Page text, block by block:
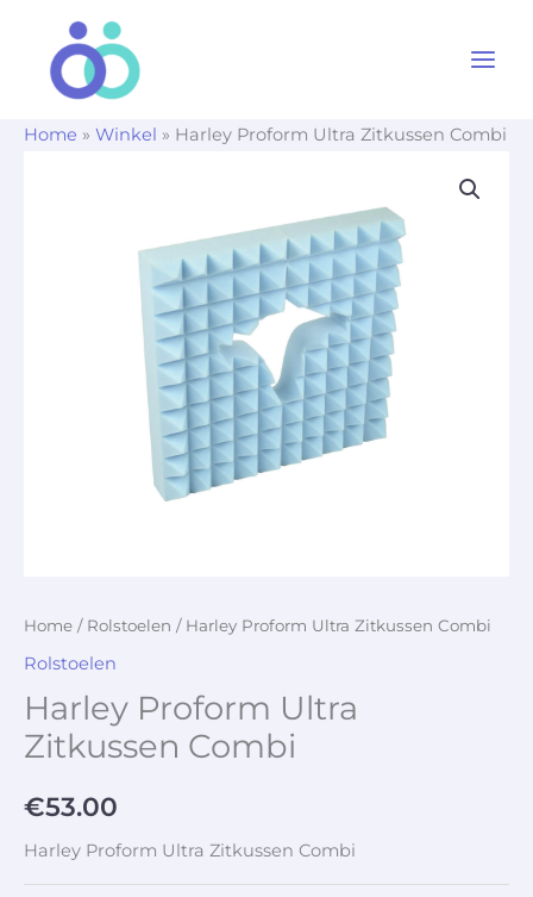
Home » Winkel » Harley Proform Ultra Zitkussen Combi
Home / Rolstoelen / Harley Proform Ultra Zitkussen Combi
Rolstoelen
Harley Proform Ultra
Zitkussen Combi
€53.00
Harley Proform Ultra Zitkussen Combi